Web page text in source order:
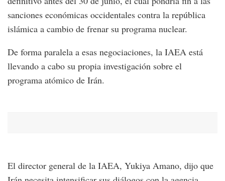
sanciones económicas occidentales contra la república
islámica a cambio de frenar su programa nuclear.
De forma paralela a esas negociaciones, la IAEA está
llevando a cabo su propia investigación sobre el
programa atómico de Irán.
El director general de la IAEA, Yukiya Amano, dijo que